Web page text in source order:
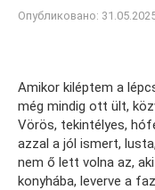
Опубликовано:
Amikor kiléptem a
még mindig ott ült,
Vörös, tekintélyes,
azzal a jól ismert,
nem ő lett volna az,
konyhába, leverve a